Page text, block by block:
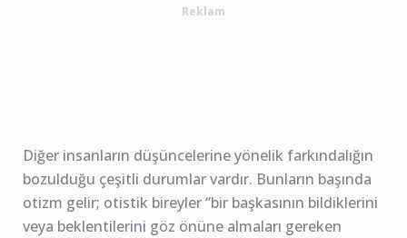
Reklam
Diğer insanların düşüncelerine yönelik farkındalığın
bozulduğu çeşitli durumlar vardır. Bunların başında
otizm gelir; otistik bireyler ‘’bir başkasının bildiklerini
veya beklentilerini göz önüne almaları gereken